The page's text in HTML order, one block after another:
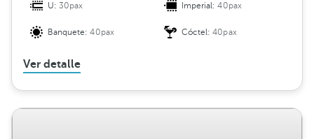
U:30pax Imperial:40pax
Banquete:40pax Cóctel:40pax
Ver detalle